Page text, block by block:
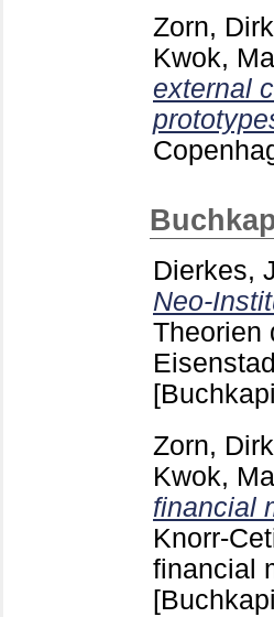
Zorn, Dirk
Kwok,
external
Dierkes,
Neo-
Theorien
Zorn, Dirk
Kwok,
financial
Knorr-
financial